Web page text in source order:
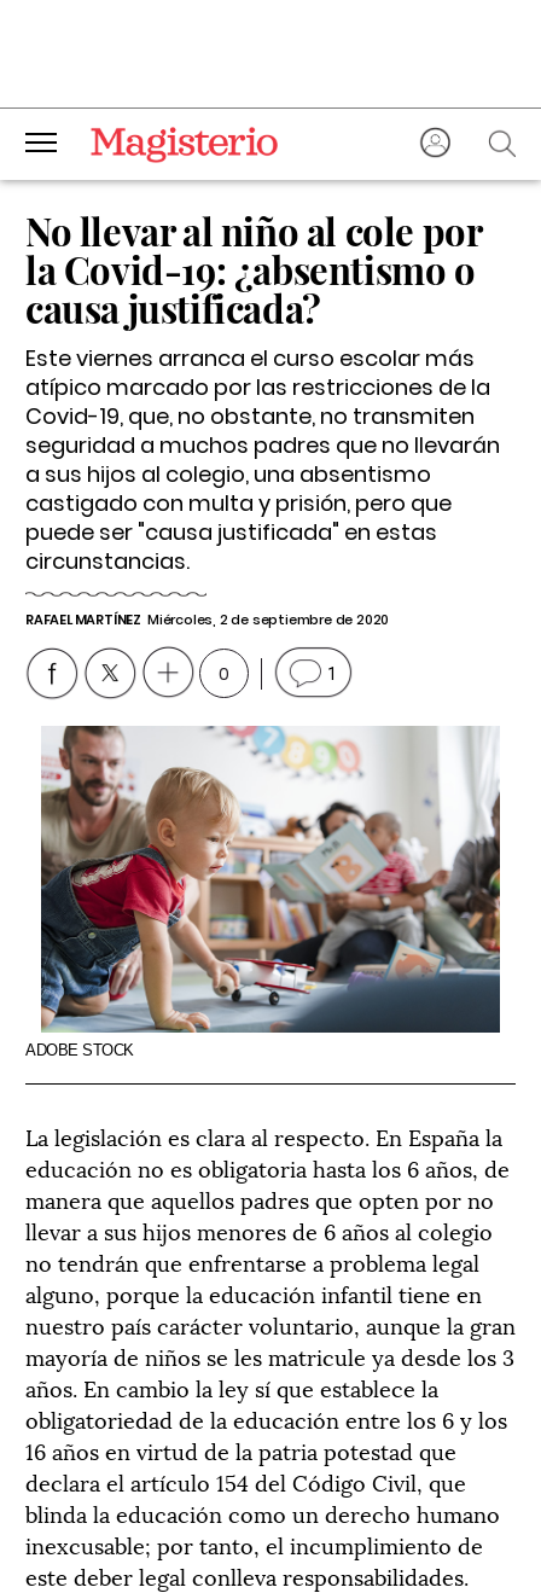
No llevar al niño al cole por
la Covid-19: ¿absentismo o
causa justificada?
Este viernes arranca el curso escolar más
atípico marcado por las restricciones de la
Covid-19, que, no obstante, no transmiten
seguridad a muchos padres que no llevarán
a sus hijos al colegio, una absentismo
castigado con multa y prisión, pero que
puede ser "causa justificada" en estas
circunstancias.
RAFAEL MARTÍNEZ Miércoles, 2 de septiembre de 2020
0 1
ADOBE STOCK
La legislación es clara al respecto. En España la
educación no es obligatoria hasta los 6 años, de
manera que aquellos padres que opten por no
llevar a sus hijos menores de 6 años al colegio
no tendrán que enfrentarse a problema legal
alguno, porque la educación infantil tiene en
nuestro país carácter voluntario, aunque la gran
mayoría de niños se les matricule ya desde los 3
años. En cambio la ley sí que establece la
obligatoriedad de la educación entre los 6 y los
16 años en virtud de la patria potestad que
declara el artículo 154 del Código Civil, que
blinda la educación como un derecho humano
inexcusable; por tanto, el incumplimiento de
este deber legal conlleva responsabilidades.